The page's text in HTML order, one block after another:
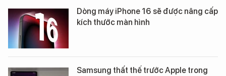
Dòng máy iPhone 16 sẽ được nâng cấp
kích thước màn hình
Samsung thất thế trước Apple trong